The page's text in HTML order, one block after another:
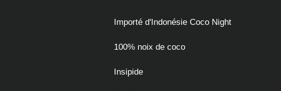
Importé d'Indonésie Coco Night
100% noix de coco
Insipide